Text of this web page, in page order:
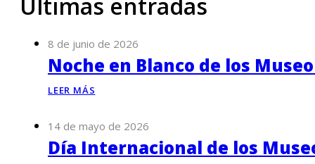
Últimas entradas
8 de junio de 2026
Noche en Blanco de los
LEER MÁS
14 de mayo de 2026
Día Internacional de los